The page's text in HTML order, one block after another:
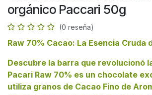
orgánico Paccari 50g
(0 reseña)
Raw 70% Cacao: La Esencia Cruda
Descubre la barra que revolucionó
Pacari Raw 70% es un chocolate
utiliza granos de Cacao Fino de